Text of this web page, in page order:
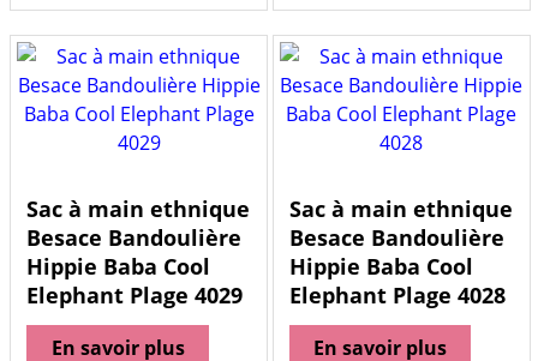
Sac à main ethnique
Besace Bandoulière
Hippie Baba Cool
Elephant Plage 4029
En savoir plus
Sac à main ethnique
Besace Bandoulière
Hippie Baba Cool
Elephant Plage 4028
En savoir plus